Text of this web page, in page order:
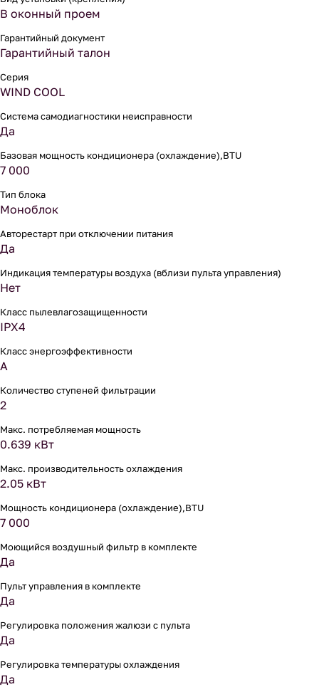
В оконный проем
Гарантийный документ
Гарантийный талон
Серия
WIND COOL
Система самодиагностики неисправности
Да
Базовая мощность кондиционера (охлаждение),BTU
7 000
Тип блока
Моноблок
Авторестарт при отключении питания
Да
Индикация температуры воздуха (вблизи пульта управления)
Нет
Класс пылевлагозащищенности
IPX4
Класс энергоэффективности
A
Количество ступеней фильтрации
2
Макс. потребляемая мощность
0.639 кВт
Макс. производительность охлаждения
2.05 кВт
Мощность кондиционера (охлаждение),BTU
7 000
Моющийся воздушный фильтр в комплекте
Да
Пульт управления в комплекте
Да
Регулировка положения жалюзи с пульта
Да
Регулировка температуры охлаждения
Да